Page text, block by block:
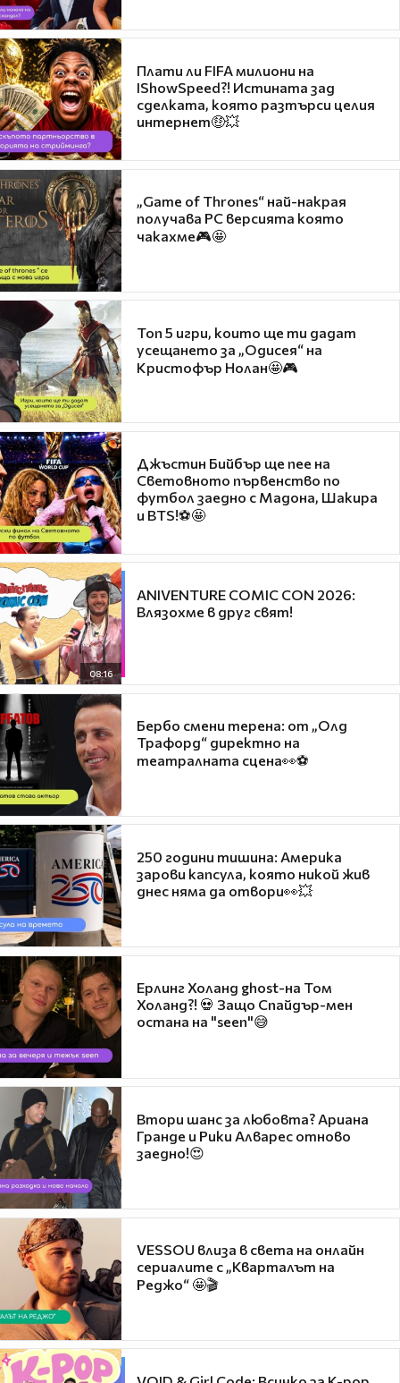
Плати ли FIFA милиони на
IShowSpeed?! Истината зад
сделката, която разтърси целия
интернет🤑💥
„Game of Thrones“ най-накрая
получава PC версията която
чакахме🎮🤩
Топ 5 игри, които ще ти дадат
усещането за „Одисея“ на
Кристофър Нолан🤩🎮
Джъстин Бийбър ще пее на
Световното първенство по
футбол заедно с Мадона, Шакира
и BTS!⚽🤩
08:16
ANIVENTURE COMIC CON 2026:
Влязохме в друг свят!
Бербо смени терена: от „Олд
Трафорд“ директно на
театралната сцена👀⚽
250 години тишина: Америка
зарови капсула, която никой жив
днес няма да отвори👀💥
Ерлинг Холанд ghost-на Том
Холанд?! 💀 Защо Спайдър-мен
остана на "seen"😅
Втори шанс за любовта? Ариана
Гранде и Рики Алварес отново
заедно!😍
VESSOU влиза в света на онлайн
сериалите с „Кварталът на
Реджо“ 🤩🎬